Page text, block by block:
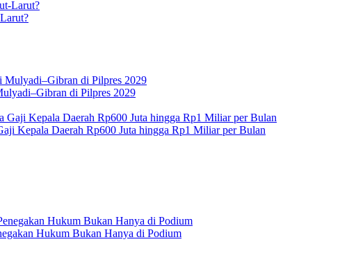
di Pilpres 2029
Kepala Daerah Rp600 Juta hingga Rp1 Miliar per Bulan
Hukum Bukan Hanya di Podium